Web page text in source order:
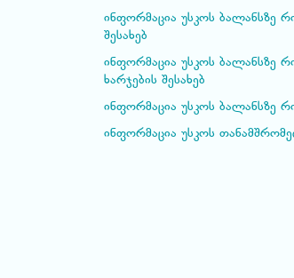
ინფორმაცია უსკოს ბალანსზე
შესახებ
ინფორმაცია უსკოს ბალანსზე
ხარჯების შესახებ
ინფორმაცია უსკოს ბალანსზე
ინფორმაცია უსკოს